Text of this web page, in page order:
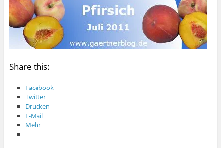
Share this:
Facebook
Twitter
Drucken
E-Mail
Mehr